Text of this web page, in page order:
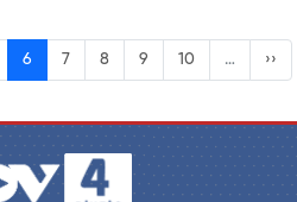
6 7 8 9 10 … ››